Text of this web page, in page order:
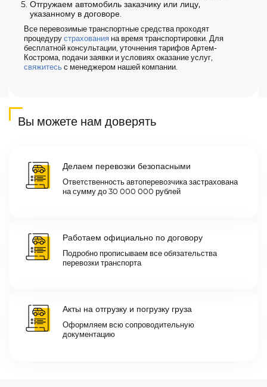
Отгружаем автомобиль заказчику или лицу,
указанному в договоре.
Все перевозимые транспортные средства проходят
процедуру страхования на время транспортировки. Для
бесплатной консультации, уточнения тарифов Артем-
Кострома, подачи заявки и условиях оказание услуг,
свяжитесь с менеджером нашей компании.
Вы можете нам доверять
Делаем перевозки безопасными
Ответственность автоперевозчика застрахована
на сумму до 30 000 000 рублей
Работаем официально по договору
Подробно прописываем все обязательства
перевозки транспорта
Акты на отгрузку и погрузку груза
Оформляем всю сопроводительную
документацию